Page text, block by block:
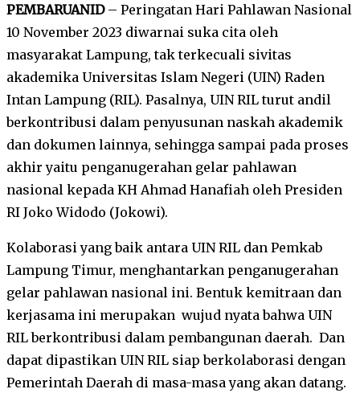
PEMBARUANID– Peringatan Hari Pahlawan Nasional
10 November 2023 diwarnai suka cita oleh
masyarakat Lampung, tak terkecuali sivitas
akademika Universitas Islam Negeri (UIN) Raden
Intan Lampung (RIL). Pasalnya, UIN RIL turut andil
berkontribusi dalam penyusunan naskah akademik
dan dokumen lainnya, sehingga sampai pada proses
akhir yaitu penganugerahan gelar pahlawan
nasional kepada KH Ahmad Hanafiah oleh Presiden
RI Joko Widodo (Jokowi).
Kolaborasi yang baik antara UIN RIL dan Pemkab
Lampung Timur, menghantarkan penganugerahan
gelar pahlawan nasional ini. Bentuk kemitraan dan
kerjasama ini merupakan wujud nyata bahwa UIN
RIL berkontribusi dalam pembangunan daerah. Dan
dapat dipastikan UIN RIL siap berkolaborasi dengan
Pemerintah Daerah di masa-masa yang akan datang.